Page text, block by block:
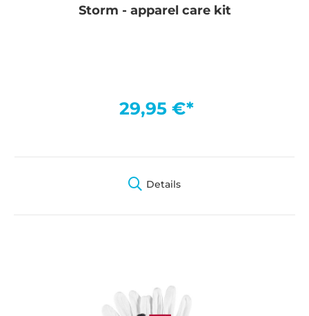
Storm - apparel care kit
29,95 €*
Details